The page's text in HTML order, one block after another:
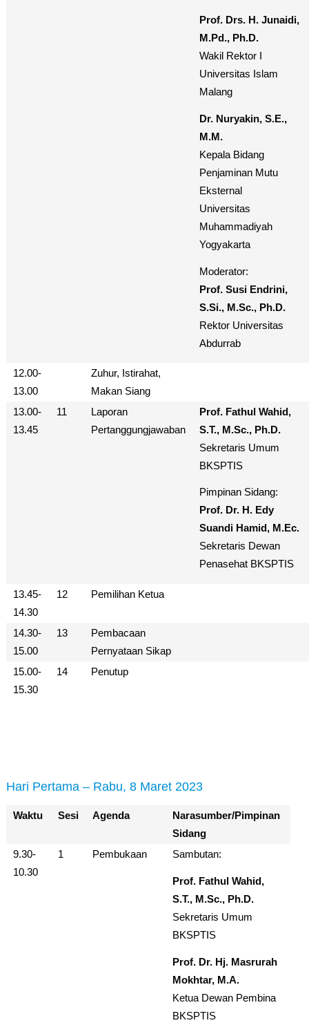
Prof. Drs. H. Junaidi,
M.Pd., Ph.D.
Wakil Rektor I
Universitas Islam
Malang
Dr. Nuryakin, S.E.,
M.M.
Kepala Bidang
Penjaminan Mutu
Eksternal
Universitas
Muhammadiyah
Yogyakarta
Moderator:
Prof. Susi Endrini,
S.Si., M.Sc., Ph.D.
Rektor Universitas
Abdurrab
12.00-
13.00
Zuhur, Istirahat,
Makan Siang
13.00-
13.45
11
Laporan
Pertanggungjawaban
Prof. Fathul Wahid,
S.T., M.Sc., Ph.D.
Sekretaris Umum
BKSPTIS
Pimpinan Sidang:
Prof. Dr. H. Edy
Suandi Hamid, M.Ec.
Sekretaris Dewan
Penasehat BKSPTIS
13.45-
14.30
12 Pemilihan Ketua
14.30-
15.00
13
Pembacaan
Pernyataan Sikap
15.00-
15.30
14 Penutup
Hari Pertama – Rabu, 8 Maret 2023
Waktu Sesi Agenda
Narasumber/Pimpinan
Sidang
9.30-
10.30
1 Pembukaan Sambutan:
Prof. Fathul Wahid,
S.T., M.Sc., Ph.D.
Sekretaris Umum
BKSPTIS
Prof. Dr. Hj. Masrurah
Mokhtar, M.A.
Ketua Dewan Pembina
BKSPTIS